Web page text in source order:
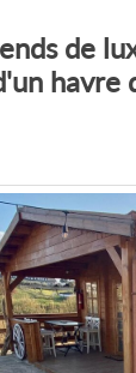
de
havre